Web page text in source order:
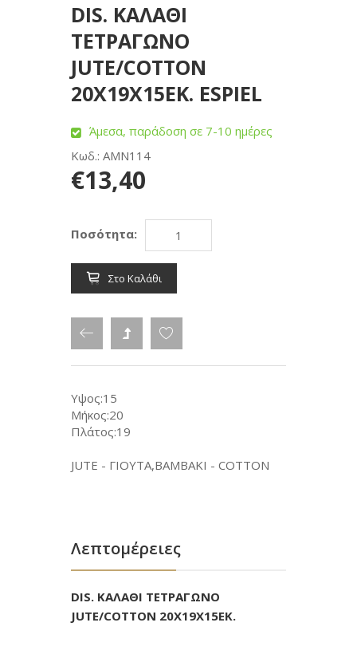
DIS. ΚΑΛΑΘΙ
ΤΕΤΡΑΓΩΝΟ
JUTE/COTTON
20X19X15EK. ESPIEL
Άμεσα, παράδοση σε 7-10 ημέρες
Κωδ.: AMN114
€13,40
Ποσότητα:
Στο Καλάθι
Υψος:15
Μήκος:20
Πλάτος:19
JUTE - ΓΙΟΥΤΑ,ΒΑΜΒΑΚΙ - COTTON
Λεπτομέρειες
DIS. ΚΑΛΑΘΙ ΤΕΤΡΑΓΩΝΟ
JUTE/COTTON 20X19X15EK.